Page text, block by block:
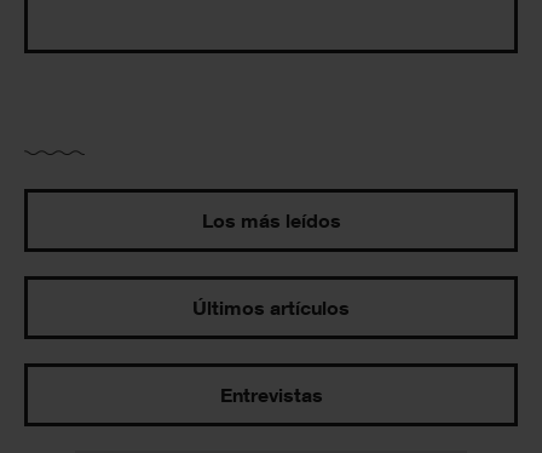
Los más leídos
Últimos artículos
Entrevistas